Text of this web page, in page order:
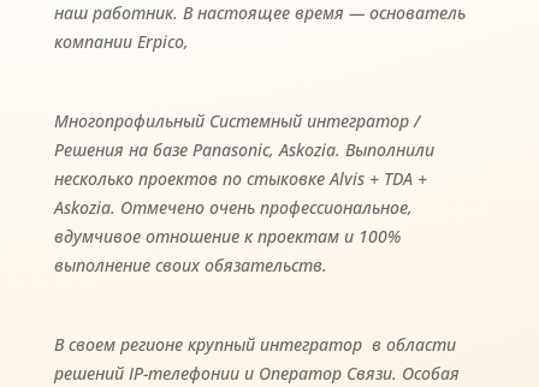
наш работник. В настоящее время — основатель
компании Erpico,
Многопрофильный Системный интегратор /
Решения на базе Panasonic, Askozia. Выполнили
несколько проектов по стыковке Alvis + TDA +
Askozia. Отмечено очень профессиональное,
вдумчивое отношение к проектам и 100%
выполнение своих обязательств.
В своем регионе крупный интегратор в области
решений IP-телефонии и Оператор Связи. Особая